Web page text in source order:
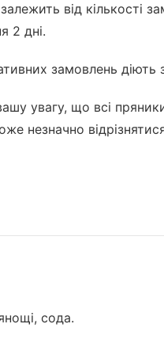
від кількості
2 дні.
замовлень діють
увагу, що всі
незначно
сода.